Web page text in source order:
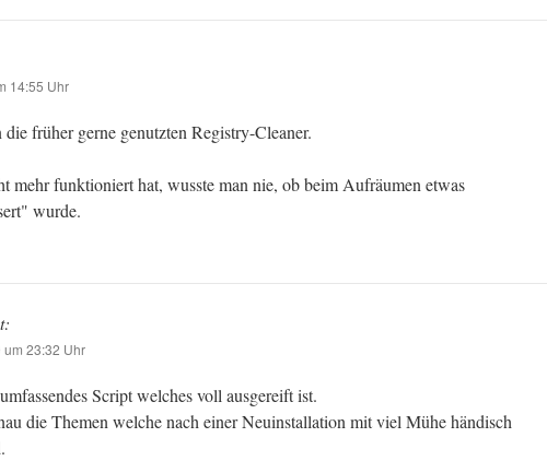
14:55 Uhr
früher gerne genutzten Registry-Cleaner.
mehr funktioniert hat, wusste man nie, ob beim Aufräumen etwas
wurde.
23:32 Uhr
Script welches voll ausgereift ist.
die Themen welche nach einer Neuinstallation mit viel Mühe händisch